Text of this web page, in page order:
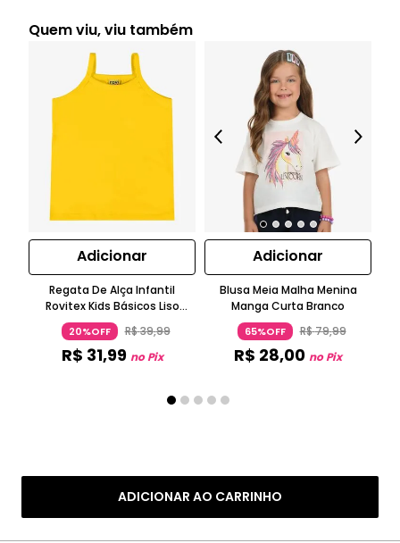
ADICIONAR AO CARRINHO
Quem viu, viu também
Adicionar
Regata De Alça Infantil
Rovitex Kids Básicos Liso
Amarelo
20%OFF R$39,99
R$ 31,99 no Pix
Adicionar
Blusa Meia Malha Menina
Manga Curta Branco
65%OFF R$79,99
R$ 28,00 no Pix